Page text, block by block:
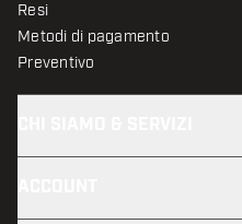
Resi
Metodi di pagamento
Preventivo